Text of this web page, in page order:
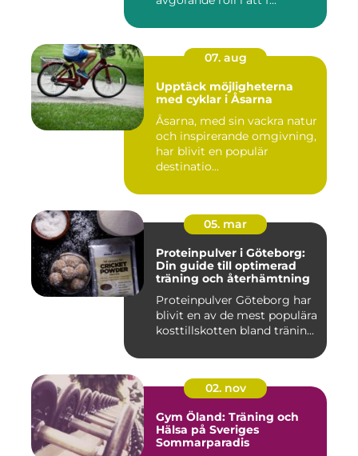
07. aug
Upptäck möjligheterna
med cyklar i Åsarna
Åsarna, med sin vackra natur
och inspirerande omgivning,
har blivit en populär
destinatio...
05. mar
Proteinpulver i Göteborg:
Din guide till optimerad
träning och återhämtning
Proteinpulver Göteborg har
blivit en av de mest populära
kosttillskotten bland tränin...
02. nov
Gym Öland: Träning och
Hälsa på Sveriges
Sommarparadis